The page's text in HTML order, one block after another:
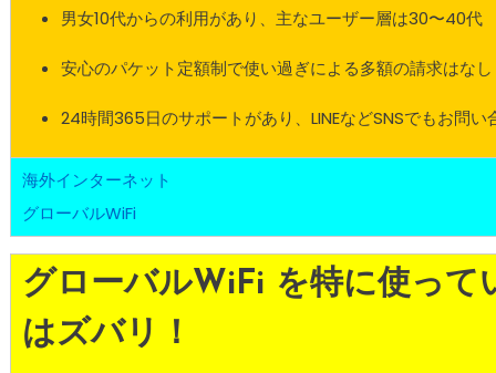
男女10代からの利用があり、主なユーザー層は30〜40代
安心のパケット定額制で使い過ぎによる多額の請求はなし
24時間365日のサポートがあり、LINEなどSNSでもお問い
海外インターネット
グローバルWiFi
グローバルWiFi を特に使って
はズバリ！